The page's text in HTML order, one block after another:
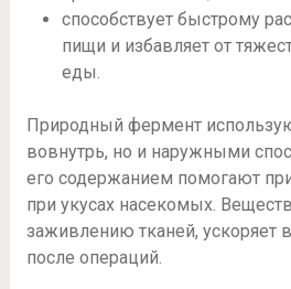
способствует быстрому
пищи и избавляет от
еды.
Природный фермент
вовнутрь, но и наружными
его содержанием помогают
при укусах насекомых.
заживлению тканей, ускоряет
после операций.